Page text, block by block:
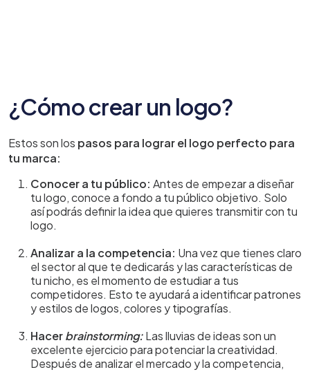
¿Cómo crear un logo?
Estos son los pasos para lograr el logo perfecto para
tu marca:
Conocer a tu público: Antes de empezar a diseñar
tu logo, conoce a fondo a tu público objetivo. Solo
así podrás definir la idea que quieres transmitir con tu
logo.
Analizar a la competencia: Una vez que tienes claro
el sector al que te dedicarás y las características de
tu nicho, es el momento de estudiar a tus
competidores. Esto te ayudará a identificar patrones
y estilos de logos, colores y tipografías.
Hacerbrainstorming:Las lluvias de ideas son un
excelente ejercicio para potenciar la creatividad.
Después de analizar el mercado y la competencia,